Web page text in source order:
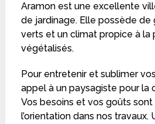
Aramon est une excellente
de jardinage. Elle possède de
verts et un climat propice à la
végétalisés.
Pour entretenir et sublimer
appel à un paysagiste pour la
Vos besoins et vos goûts
l’orientation dans nos